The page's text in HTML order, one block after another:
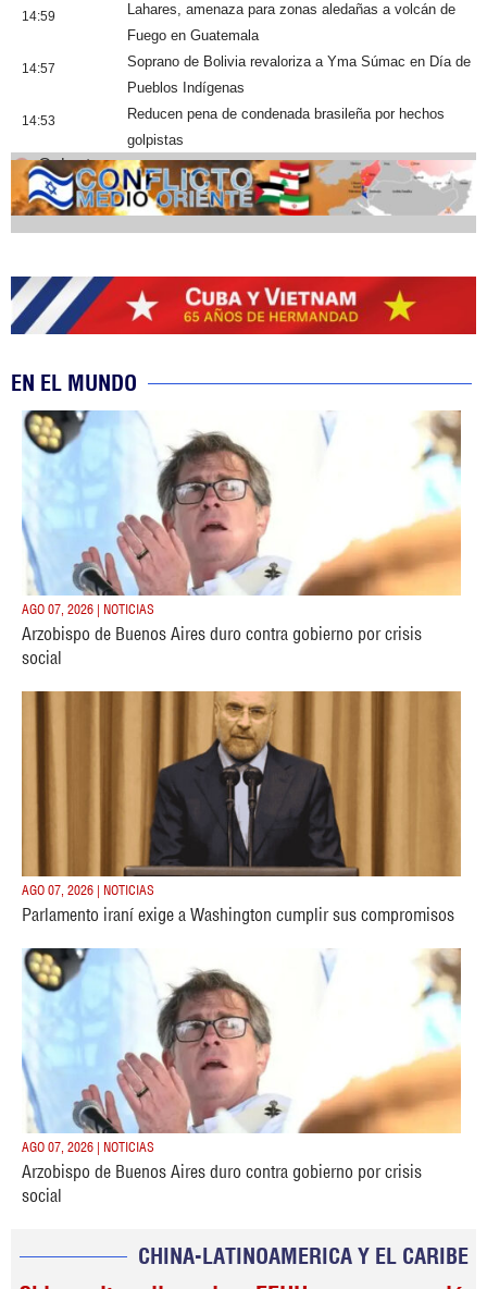
14:59
Lahares, amenaza para zonas aledañas a volcán de
Fuego en Guatemala
14:57
Soprano de Bolivia revaloriza a Yma Súmac en Día de
Pueblos Indígenas
14:53
Reducen pena de condenada brasileña por hechos
golpistas
Cobertura
EN EL MUNDO
AGO 07, 2026 | NOTICIAS
Arzobispo de Buenos Aires duro contra gobierno por crisis
social
AGO 07, 2026 | NOTICIAS
Parlamento iraní exige a Washington cumplir sus compromisos
AGO 07, 2026 | NOTICIAS
Arzobispo de Buenos Aires duro contra gobierno por crisis
social
CHINA-LATINOAMERICA Y EL CARIBE